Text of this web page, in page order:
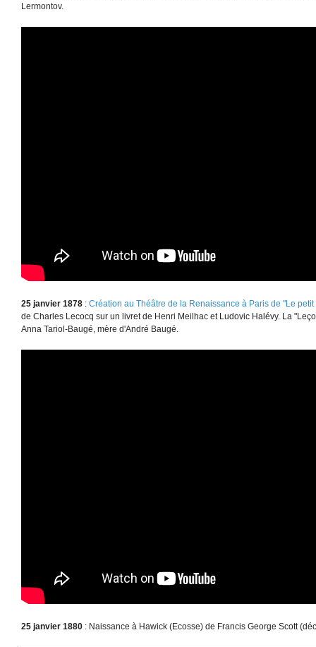
Lermontov.
25 janvier 1878 : Création au Théâtre de la Renaissance à Paris de "Le petit
de Charles Lecocq sur un livret de Henri Meilhac et Ludovic Halévy. La
Anna Tariol-Baugé, mère d'André Baugé.
25 janvier 1880 : Naissance à Hawick (Ecosse) de Francis George Scott